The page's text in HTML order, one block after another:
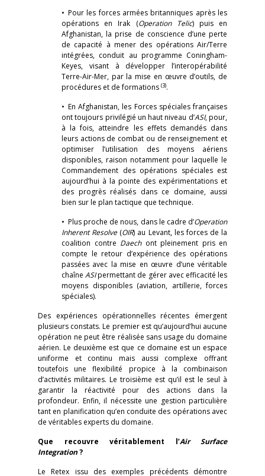
• Pour les forces armées britanniques après les
opérations en Irak (Operation Telic) puis en
Afghanistan, la prise de conscience d’une perte
de capacité à mener des opérations Air/Terre
intégrées, conduit au programme Coningham-
Keyes, visant à développer l’interopérabilité
Terre-Air-Mer, par la mise en œuvre d’outils, de
procédures et de formations (3).
• En Afghanistan, les Forces spéciales françaises
ont toujours privilégié un haut niveau d’ASI, pour,
à la fois, atteindre les effets demandés dans
leurs actions de combat ou de renseignement et
optimiser l’utilisation des moyens aériens
disponibles, raison notamment pour laquelle le
Commandement des opérations spéciales est
aujourd’hui à la pointe des expérimentations et
des progrès réalisés dans ce domaine, aussi
bien sur le plan tactique que technique.
• Plus proche de nous, dans le cadre d’Operation
Inherent Resolve(OIR) au Levant, les forces de la
coalition contre Daechont pleinement pris en
compte le retour d’expérience des opérations
passées avec la mise en œuvre d’une véritable
chaîneASIpermettant de gérer avec efficacité les
moyens disponibles (aviation, artillerie, forces
spéciales).
Des expériences opérationnelles récentes émergent
plusieurs constats. Le premier est qu’aujourd’hui aucune
opération ne peut être réalisée sans usage du domaine
aérien. Le deuxième est que ce domaine est un espace
uniforme et continu mais aussi complexe offrant
toutefois une flexibilité propice à la combinaison
d’activités militaires. Le troisième est qu’il est le seul à
garantir la réactivité pour des actions dans la
profondeur. Enfin, il nécessite une gestion particulière
tant en planification qu’en conduite des opérations avec
de véritables experts du domaine.
Que recouvre véritablement l’Air Surface
Integration?
Le Retex issu des exemples précédents démontre